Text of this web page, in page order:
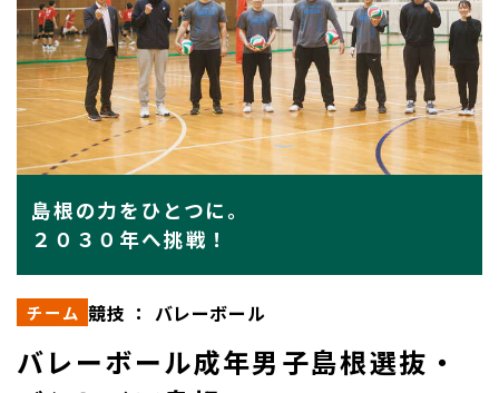
島根の力をひとつに。
２０３０年へ挑戦！
チーム 競技 ： バレーボール
バレーボール成年男子島根選抜・